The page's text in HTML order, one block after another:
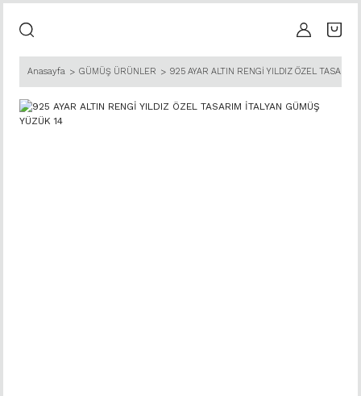
Anasayfa GÜMÜŞ ÜRÜNLER 925 AYAR ALTIN RENGİ YILDIZ ÖZEL TASARIM